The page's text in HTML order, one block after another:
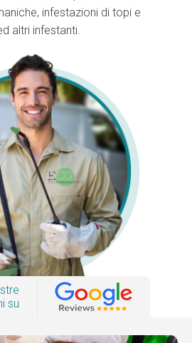
infestazioni di topi e
altri infestanti.
su